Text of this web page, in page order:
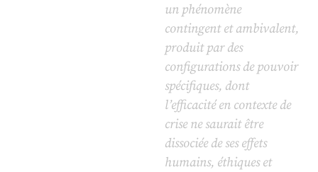
un phénomène
contingent et ambivalent,
produit par des
configurations de pouvoir
spécifiques, dont
l’efficacité en contexte de
crise ne saurait être
dissociée de ses effets
humains, éthiques et